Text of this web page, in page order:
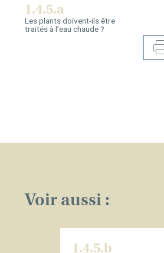
1.4.5.a
Les plants doivent-ils être
traités à l’eau chaude ?
Voir aussi :
1.4.5.b